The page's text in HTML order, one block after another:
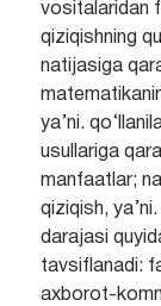
vositalaridan
qiziqishning
natijasiga
ya’ni.
usullariga
manfaatlar;
qiziqish,
darajasi
tavsiflanadi:
axborot-